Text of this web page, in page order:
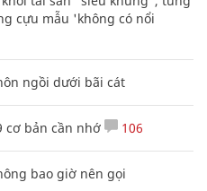
cựu mẫu 'không có nổi
ngồi dưới bãi cát
cơ bản cần nhớ 106
bao giờ nên gọi